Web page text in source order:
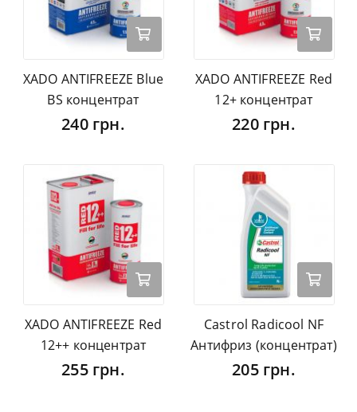
XADO ANTIFREEZE Blue
BS концентрат
240 грн.
XADO ANTIFREEZE Red
12+ концентрат
220 грн.
XADO ANTIFREEZE Red
12++ концентрат
255 грн.
Castrol Radicool NF
Антифриз (концентрат)
205 грн.